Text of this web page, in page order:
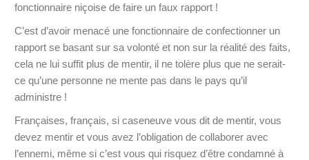
fonctionnaire niçoise de faire un faux rapport !
C’est d’avoir menacé une fonctionnaire de confectionner un
rapport se basant sur sa volonté et non sur la réalité des faits,
cela ne lui suffit plus de mentir, il ne tolère plus que ne serait-
ce qu’une personne ne mente pas dans le pays qu’il
administre !
Françaises, français, si caseneuve vous dit de mentir, vous
devez mentir et vous avez l’obligation de collaborer avec
l’ennemi, même si c’est vous qui risquez d’être condamné à